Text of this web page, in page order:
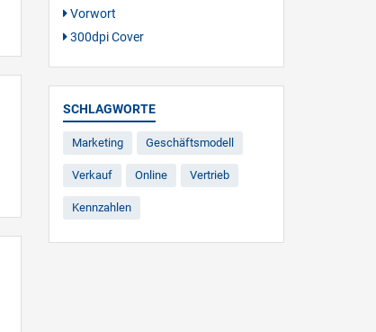
Vorwort
300dpi Cover
SCHLAGWORTE
Marketing Geschäftsmodell
Verkauf Online Vertrieb
Kennzahlen